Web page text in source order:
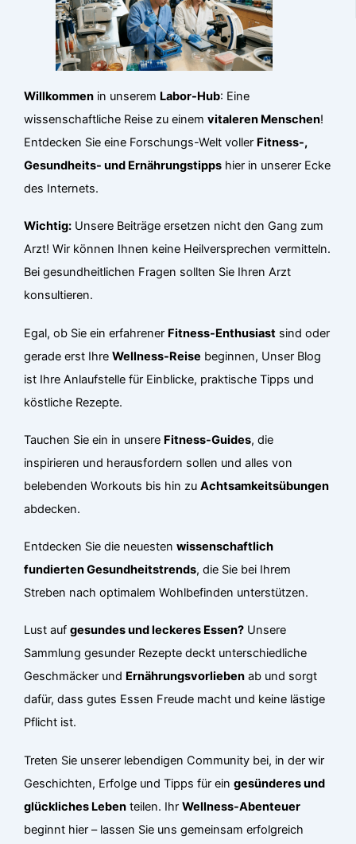
Willkommen in unserem Labor-Hub: Eine
wissenschaftliche Reise zu einemvitaleren Menschen!
Entdecken Sie eine Forschungs-Welt voller Fitness-,
Gesundheits- und Ernährungstipps hier in unserer Ecke
des Internets.
Wichtig: Unsere Beiträge ersetzen nicht den Gang zum
Arzt! Wir können Ihnen keine Heilversprechen vermitteln.
Bei gesundheitlichen Fragen sollten Sie Ihren Arzt
konsultieren.
Egal, ob Sie ein erfahrener Fitness-Enthusiast sind oder
gerade erst IhreWellness-Reise beginnen, Unser Blog
ist Ihre Anlaufstelle für Einblicke, praktische Tipps und
köstliche Rezepte.
Tauchen Sie ein in unsere Fitness-Guides, die
inspirieren und herausfordern sollen und alles von
belebenden Workouts bis hin zuAchtsamkeitsübungen
abdecken.
Entdecken Sie die neuestenwissenschaftlich
fundierten Gesundheitstrends, die Sie bei Ihrem
Streben nach optimalem Wohlbefinden unterstützen.
Lust aufgesundes und leckeres Essen? Unsere
Sammlung gesunder Rezepte deckt unterschiedliche
Geschmäcker und Ernährungsvorlieben ab und sorgt
dafür, dass gutes Essen Freude macht und keine lästige
Pflicht ist.
Treten Sie unserer lebendigen Community bei, in der wir
Geschichten, Erfolge und Tipps für eingesünderes und
glückliches Leben teilen. IhrWellness-Abenteuer
beginnt hier – lassen Sie uns gemeinsam erfolgreich